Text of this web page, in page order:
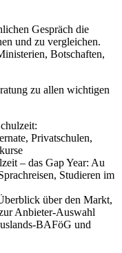
Gespräch die
und zu vergleichen.
Botschaften,
zu allen wichtigen
Privatschulen,
– das Gap Year: Au
Studieren im
über den Markt,
Anbieter-Auswahl
BAFöG und